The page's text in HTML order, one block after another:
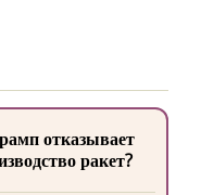
отказывает
ракет?